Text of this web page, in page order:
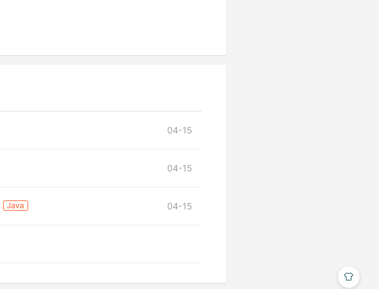
04-15
04-15
Java 04-15